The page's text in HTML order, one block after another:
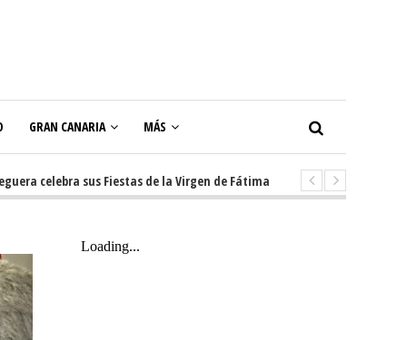
GRAN CANARIA MÁS
sus Fiestas de la Virgen de Fátima con diez días de tradición,